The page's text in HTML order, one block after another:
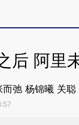
后 阿里
弛 杨锦曦 关聪